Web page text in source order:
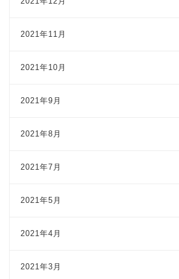
2021年11月
2021年10月
2021年9月
2021年8月
2021年7月
2021年5月
2021年4月
2021年3月